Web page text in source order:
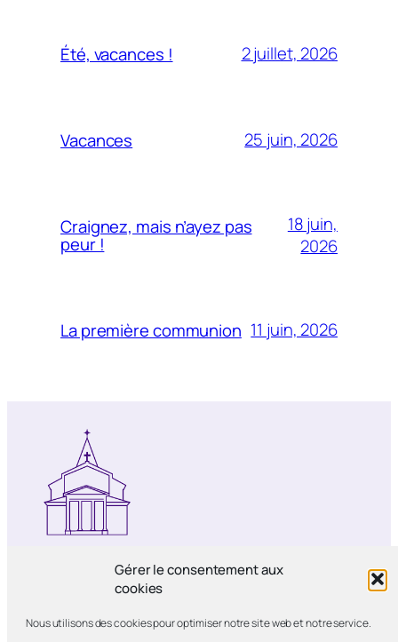
Gérer le consentement aux
cookies
Nous utilisons des cookies pour optimiser notre site web et notre service.
Été, vacances ! 2 juillet, 2026
Vacances 25 juin, 2026
Craignez, mais n’ayez pas
peur !
18 juin,
2026
La première communion 11 juin, 2026
Notre-Dame de Bercy
Paroisse catholique Notre-Dame de la